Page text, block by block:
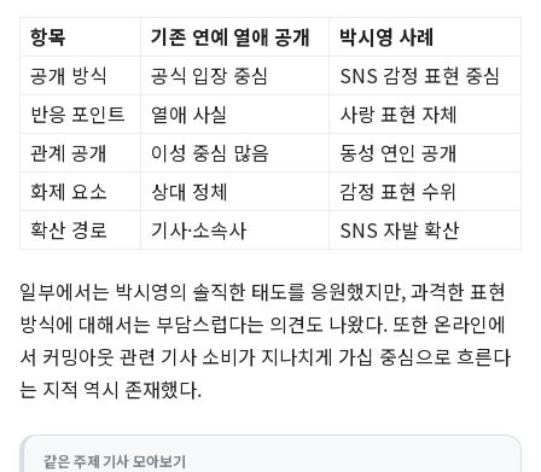
항목 기존 연예 열애 공개
박시영 사례
공개 방식
공식 입장 중심
SNS 감정 표현 중심
반응 포인트
열애 사실
사랑 표현 자체
관계 공개
이성 중심 많음
동성 연인 공개
화제 요소
상대 정체
감정 표현 수위
확산 경로
기사·소속사 SNS 자발 확산
일부에서는 박시영의 솔직한 태도를 응원했지만, 과격한 표현
방식에 대해서는 부담스럽다는 의견도 나왔다. 또한 온라인에
서 커밍아웃 관련 기사 소비가 지나치게 가십 중심으로 흐른다
는 지적 역시 존재했다.
같은 주제 기사 모아보기